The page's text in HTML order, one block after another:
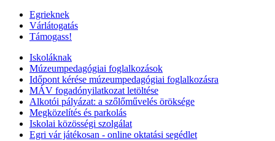
Egrieknek
Várlátogatás
Támogass!
Iskoláknak
Múzeumpedagógiai foglalkozások
Időpont kérése múzeumpedagógiai foglalkozásra
MÁV fogadónyilatkozat letöltése
Alkotói pályázat: a szőlőművelés öröksége
Megközelítés és parkolás
Iskolai közösségi szolgálat
Egri vár játékosan - online oktatási segédlet